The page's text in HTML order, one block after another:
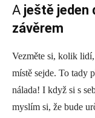
A ještě jeden
závěrem
Vezměte si, kolik
místě sejde. To tady
nálada! I když si s
myslím si, že bude